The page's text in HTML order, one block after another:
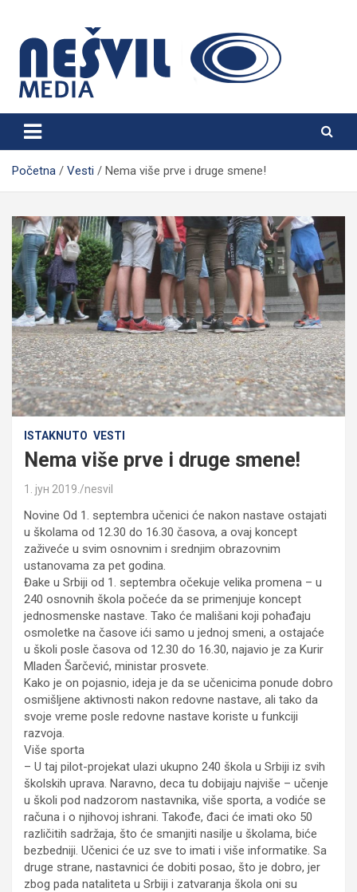
content
Nešvil Media Bogatić
Početna Vesti Nema više prve i druge smene!
ISTAKNUTO VESTI
Nema više prve i druge smene!
1. јун 2019. nesvil
Novine Od 1. septembra učenici će nakon nastave ostajati
u školama od 12.30 do 16.30 časova, a ovaj koncept
zaživeće u svim osnovnim i srednjim obrazovnim
ustanovama za pet godina.
Đake u Srbiji od 1. septembra očekuje velika promena – u
240 osnovnih škola počeće da se primenjuje koncept
jednosmenske nastave. Tako će mališani koji pohađaju
osmoletke na časove ići samo u jednoj smeni, a ostajaće
u školi posle časova od 12.30 do 16.30, najavio je za Kurir
Mladen Šarčević, ministar prosvete.
Kako je on pojasnio, ideja je da se učenicima ponude dobro
osmišljene aktivnosti nakon redovne nastave, ali tako da
svoje vreme posle redovne nastave koriste u funkciji
razvoja.
Više sporta
– U taj pilot-projekat ulazi ukupno 240 škola u Srbiji iz svih
školskih uprava. Naravno, deca tu dobijaju najviše – učenje
u školi pod nadzorom nastavnika, više sporta, a vodiće se
računa i o njihovoj ishrani. Takođe, đaci će imati oko 50
različitih sadržaja, što će smanjiti nasilje u školama, biće
bezbedniji. Učenici će uz sve to imati i više informatike. Sa
druge strane, nastavnici će dobiti posao, što je dobro, jer
zbog pada nataliteta u Srbiji i zatvaranja škola oni su